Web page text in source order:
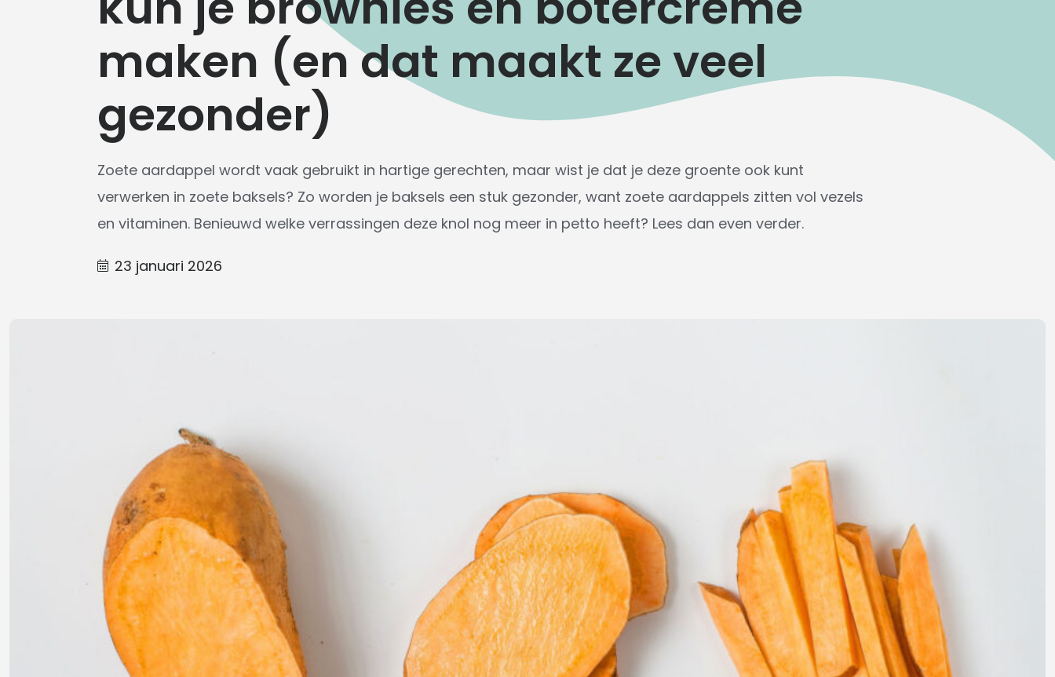
maken (en dat maakt ze veel
gezonder)
Zoete aardappel wordt vaak gebruikt in hartige gerechten, maar wist je dat je deze groente ook kunt
verwerken in zoete baksels? Zo worden je baksels een stuk gezonder, want zoete aardappels zitten vol vezels
en vitaminen. Benieuwd welke verrassingen deze knol nog meer in petto heeft? Lees dan even verder.
23 januari 2026